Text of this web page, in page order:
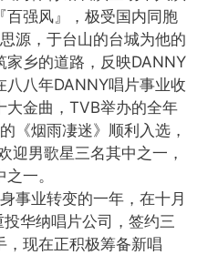
百强风』，极受国内同胞
源，于台山的台城为他的
家乡的道路，反映DANNY
八八年DANNY唱片事业收
大金曲，TVB举办的全年
《烟雨凄迷》顺利入选，
迎男歌星三名其中之一，
一。
事业转变的一年，在十月
华纳唱片公司，签约三
，现在正积极筹备新唱